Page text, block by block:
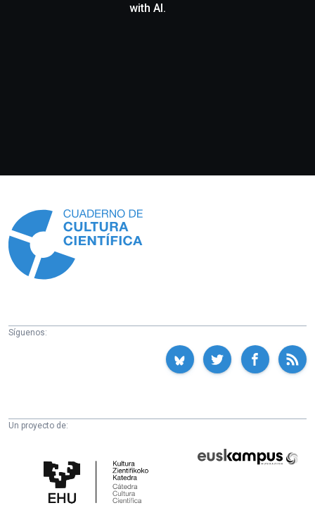
with AI.
Síguenos:
Un proyecto de:
Cultura
Científica
Fundazioa